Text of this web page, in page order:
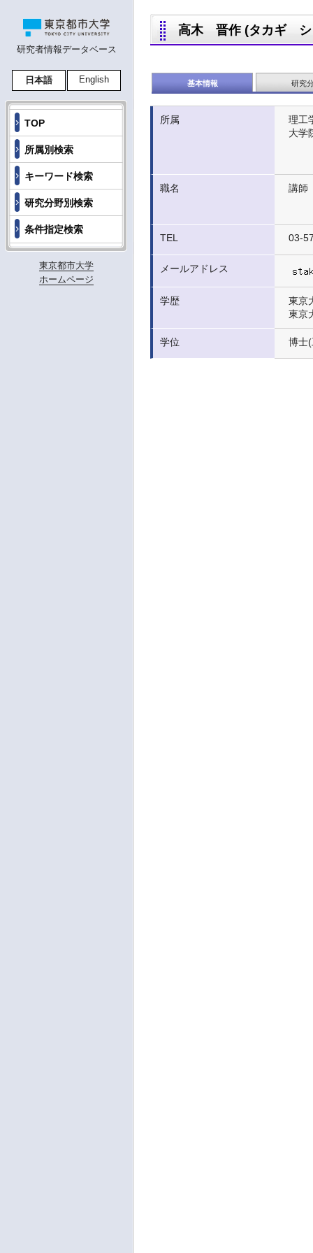
研究者情報データベース
日本語 English
TOP
所属別検索
キーワード検索
研究分野別検索
条件指定検索
東京都市大学
ホームページ
高木 晋作 (タカギ シ
基本情報 研究
所属
理工
大学
職名 講師
TEL 03-
メールアドレス
学歴
東京
東京
学位 博士